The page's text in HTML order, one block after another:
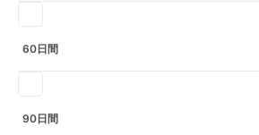
60日間
90日間